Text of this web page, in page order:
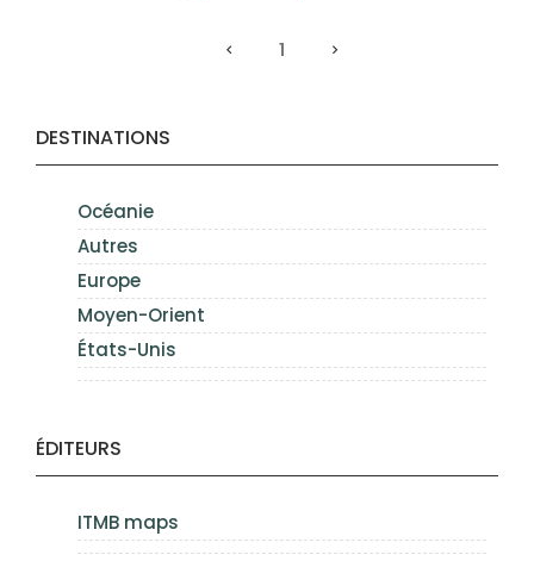
DESTINATIONS
Océanie
Autres
Europe
Moyen-Orient
États-Unis
ÉDITEURS
ITMB maps
1